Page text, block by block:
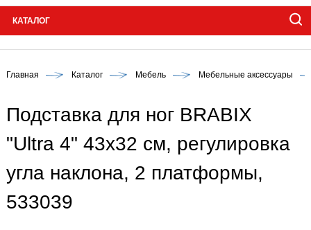
КАТАЛОГ
Главная Каталог Мебель Мебельные аксессуары
Подставка для ног BRABIX
"Ultra 4" 43х32 см, регулировка
угла наклона, 2 платформы,
533039